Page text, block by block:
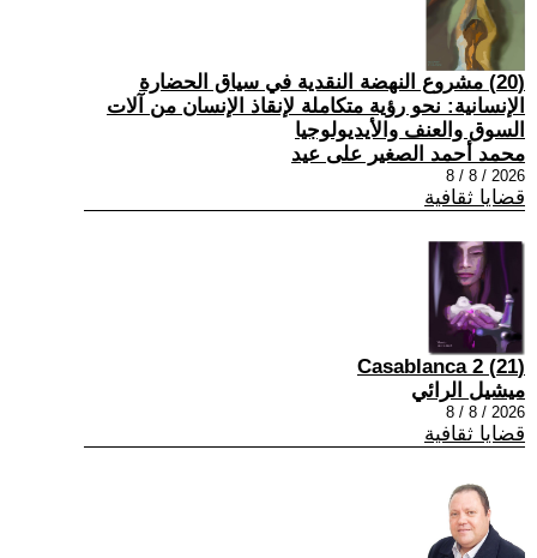
(20) مشروع النهضة النقدية في سياق الحضارة
الإنسانية: نحو رؤية متكاملة لإنقاذ الإنسان من آلات
السوق والعنف والأيديولوجيا
محمد أحمد الصغير على عيد
2026 / 8 / 8
قضايا ثقافية
(21) Casablanca 2
ميشيل الرائي
2026 / 8 / 8
قضايا ثقافية